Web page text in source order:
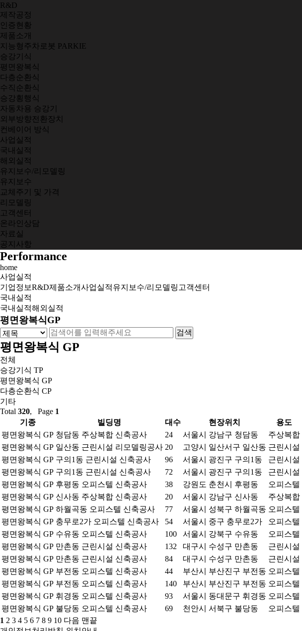
R&D
제작공정
인증현황
제품소개
지능형주차로봇 PARKIE
승강기식
평면왕복식
다층순환식
수직순환식
승강횡행식
자동차용 승강기
외부방향전환장치
컨베이어 방식
사업실적
국내실적
해외실적
유지보수/리모델링
유지보수
교체주기 및 가격
리모델링
고객센터
온라인상담
자료실
공지사항
Performance
home
사업실적
기업정보R&D제품소개사업실적유지보수/리모델링 고객센터
국내실적
국내실적해외실적
평면왕복식GP
평면왕복식 GP
전체
승강기식 TP
평면왕복식 GP
다층순환식 CP
기타
Total 320, Page 1
기종
빌딩명 대수 현장위치
용도
평면왕복식 GP 청담동 주상복합 신축공사 24 서울시 강남구 청담동
주상복합
평면왕복식 GP 일산동 근린시설 리모델링공사 20 고양시 일산서구 일산동 근린시설
평면왕복식 GP 구의1동 근린시설 신축공사 96 서울시 광진구 구의1동
근린시설
평면왕복식 GP 구의1동 근린시설 신축공사 72 서울시 광진구 구의1동
근린시설
평면왕복식 GP 후평동 오피스텔 신축공사 38 강원도 춘천시 후평동
오피스텔
평면왕복식 GP 신사동 주상복합 신축공사 20 서울시 강남구 신사동
주상복합
평면왕복식 GP 하월곡동 오피스텔 신축공사 77 서울시 성북구 하월곡동 오피스텔
평면왕복식 GP 충무로2가 오피스텔 신축공사 54 서울시 중구 충무로2가
오피스텔
평면왕복식 GP 수유동 오피스텔 신축공사 100 서울시 강북구 수유동
오피스텔
평면왕복식 GP 만촌동 근린시설 신축공사 132 대구시 수성구 만촌동
근린시설
평면왕복식 GP 만촌동 근린시설 신축공사 84 대구시 수성구 만촌동
근린시설
평면왕복식 GP 부전동 오피스텔 신축공사 44 부산시 부산진구 부전동 오피스텔
평면왕복식 GP 부전동 오피스텔 신축공사 140 부산시 부산진구 부전동 오피스텔
평면왕복식 GP 휘경동 오피스텔 신축공사 93 서울시 동대문구 휘경동 오피스텔
평면왕복식 GP 불당동 오피스텔 신축공사 69 천안시 서북구 불당동
오피스텔
1 2 3 4 5 6 7 8 9 10 다음 맨끝